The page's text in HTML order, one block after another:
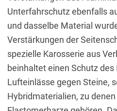
Unterfahrschutz ebenfalls
und dasselbe Material
Verstärkungen der
spezielle Karosserie aus
beinhaltet einen Schutz
Lufteinlässe gegen Steine,
Hybridmaterialien, zu